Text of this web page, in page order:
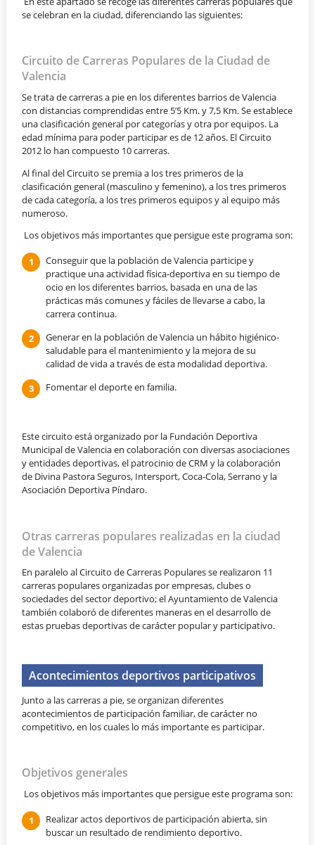
se celebran en la ciudad, diferenciando las siguientes:
Circuito de Carreras Populares de la Ciudad de
Valencia
Se trata de carreras a pie en los diferentes barrios de Valencia
con distancias comprendidas entre 5’5 Km. y 7,5 Km. Se establece
una clasificación general por categorías y otra por equipos. La
edad mínima para poder participar es de 12 años. El Circuito
2012 lo han compuesto 10 carreras.
Al final del Circuito se premia a los tres primeros de la
clasificación general (masculino y femenino), a los tres primeros
de cada categoría, a los tres primeros equipos y al equipo más
numeroso.
Los objetivos más importantes que persigue este programa son:
Conseguir que la población de Valencia participe y
practique una actividad física-deportiva en su tiempo de
ocio en los diferentes barrios, basada en una de las
prácticas más comunes y fáciles de llevarse a cabo, la
carrera continua.
Generar en la población de Valencia un hábito higiénico-
saludable para el mantenimiento y la mejora de su
calidad de vida a través de esta modalidad deportiva.
Fomentar el deporte en familia.
Este circuito está organizado por la Fundación Deportiva
Municipal de Valencia en colaboración con diversas asociaciones
y entidades deportivas, el patrocinio de CRM y la colaboración
de Divina Pastora Seguros, Intersport, Coca-Cola, Serrano y la
Asociación Deportiva Píndaro.
Otras carreras populares realizadas en la ciudad
de Valencia
En paralelo al Circuito de Carreras Populares se realizaron 11
carreras populares organizadas por empresas, clubes o
sociedades del sector deportivo; el Ayuntamiento de Valencia
también colaboró de diferentes maneras en el desarrollo de
estas pruebas deportivas de carácter popular y participativo.
Acontecimientos deportivos participativos
Junto a las carreras a pie, se organizan diferentes
acontecimientos de participación familiar, de carácter no
competitivo, en los cuales lo más importante es participar.
Objetivos generales
Los objetivos más importantes que persigue este programa son:
Realizar actos deportivos de participación abierta, sin
buscar un resultado de rendimiento deportivo.